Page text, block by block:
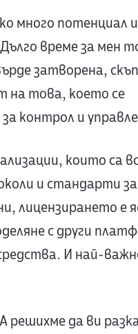
много потенциал
време за мен
затворена,
на това, което се
контрол и
които са
и стандарти за
лицензирането е
с други
И най-
решихме да ви